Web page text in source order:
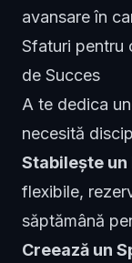
avansare în
Sfaturi pentru
de Succes
A te dedica
necesită
Stabilește un
flexibile,
săptămână
Creează un